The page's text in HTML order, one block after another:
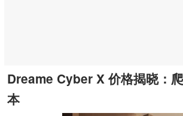
Dreame Cyber X 价格揭晓：
本